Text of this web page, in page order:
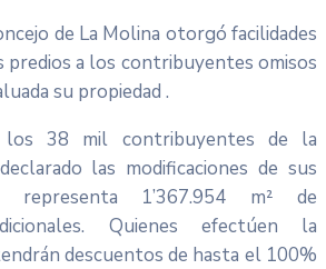
de La Molina otorgó facilidades
predios a los contribuyentes omisos
su propiedad .
38 mil contribuyentes de la
las modificaciones de sus
1’367.954 m² de
Quienes efectúen la
descuentos de hasta el 100%